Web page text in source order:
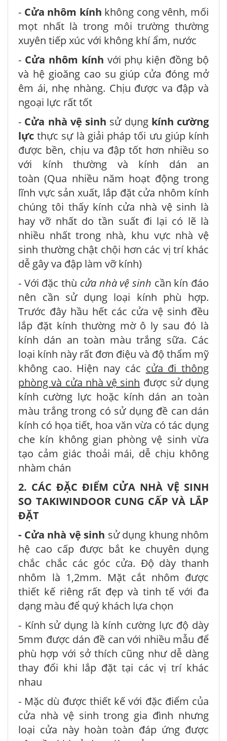
- Cửa nhôm kính không cong vênh, mối
mọt nhất là trong môi trường thường
xuyên tiếp xúc với không khí ẩm, nước
- Cửa nhôm kính với phụ kiện đồng bộ
và hệ gioăng cao su giúp cửa đóng mở
êm ái, nhẹ nhàng. Chịu được va đập và
ngoại lực rất tốt
- Cửa nhà vệ sinh sử dụng kính cường
lực thực sự là giải pháp tối ưu giúp kính
được bền, chịu va đập tốt hơn nhiều so
với kính thường và kính dán an
toàn (Qua nhiều năm hoạt động trong
lĩnh vực sản xuất, lắp đặt cửa nhôm kính
chúng tôi thấy kính cửa nhà vệ sinh là
hay vỡ nhất do tần suất đi lại có lẽ là
nhiều nhất trong nhà, khu vực nhà vệ
sinh thường chật chội hơn các vị trí khác
dễ gây va đập làm vỡ kính)
- Với đặc thù cửa nhà vệ sinh cần kín đáo
nên cần sử dụng loại kính phù hợp.
Trước đây hầu hết các cửa vệ sinh đều
lắp đặt kính thường mờ ô ly sau đó là
kính dán an toàn màu trắng sữa. Các
loại kính này rất đơn điệu và độ thẩm mỹ
không cao. Hiện nay các cửa đi thông
phòng và cửa nhà vệ sinh được sử dụng
kính cường lực hoặc kính dán an toàn
màu trắng trong có sử dụng đề can dán
kính có họa tiết, hoa văn vừa có tác dụng
che kín không gian phòng vệ sinh vừa
tạo cảm giác thoải mái, dễ chịu không
nhàm chán
2. CÁC ĐẶC ĐIỂM CỬA NHÀ VỆ SINH
SO TAKIWINDOOR CUNG CẤP VÀ LẮP
ĐẶT
- Cửa nhà vệ sinh sử dụng khung nhôm
hệ cao cấp được bắt ke chuyên dụng
chắc chắc các góc cửa. Độ dày thanh
nhôm là 1,2mm. Mặt cắt nhôm được
thiết kế riêng rất đẹp và tinh tế với đa
dạng màu để quý khách lựa chọn
- Kính sử dụng là kính cường lực độ dày
5mm được dán đề can với nhiều mẫu để
phù hợp với sở thích cũng như dễ dàng
thay đổi khi lắp đặt tại các vị trí khác
nhau
- Mặc dù được thiết kế với đặc điểm của
cửa nhà vệ sinh trong gia đình nhưng
loại cửa này hoàn toàn đáp ứng được